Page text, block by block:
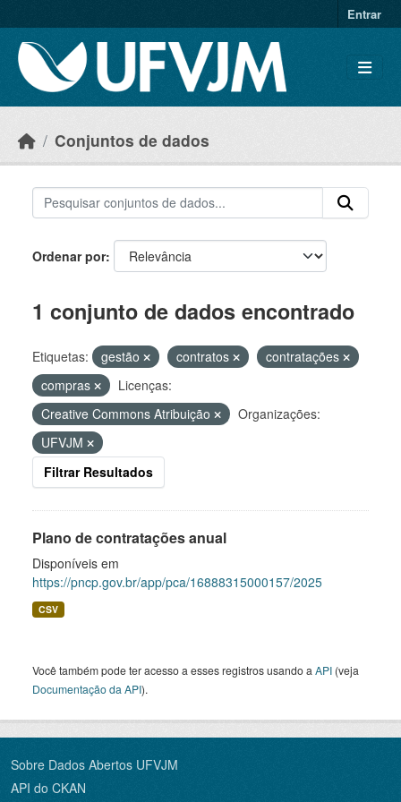
Entrar
Conjuntos de dados
Ordenar por
1 conjunto de dados encontrado
Etiquetas: gestão contratos
contratações
compras
Licenças:
Creative Commons Atribuição
Organizações:
UFVJM
Filtrar Resultados
Plano de contratações anual
Disponíveis em
https://pncp.gov.br/app/pca/16888315000157/2025
CSV
Você também pode ter acesso a esses registros usando a API (veja
Documentação da API).
Sobre Dados Abertos UFVJM
API do CKAN